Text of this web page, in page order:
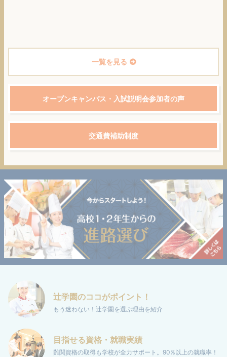
一覧を見る
オープンキャンパス・入試説明会参加者の声
交通費補助制度
辻学園のココがポイント！
もう迷わない！辻学園を選ぶ理由を紹介
目指せる資格・就職実績
難関資格の取得も学校が全力サポート。 90%以上の就職率！